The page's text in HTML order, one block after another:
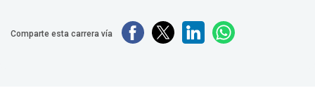
Comparte esta carrera vía